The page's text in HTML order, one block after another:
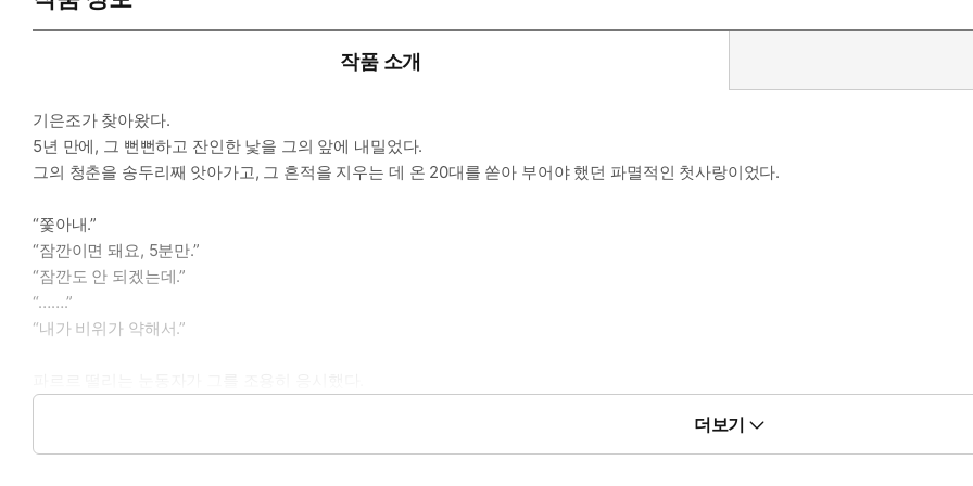
작품 소개
기은조가 찾아왔다.
5년 만에, 그 뻔뻔하고 잔인한 낯을 그의 앞에 내밀었다.
그의 청춘을 송두리째 앗아가고, 그 흔적을 지우는 데 온 20대를 쏟아 부어야 했던 파멸적인 첫사랑이었다.
“쫓아내.”
“잠깐이면 돼요, 5분만.”
“잠깐도 안 되겠는데.”
“…….”
“내가 비위가 약해서.”
“후회, 안 하겠어요?”
더보기